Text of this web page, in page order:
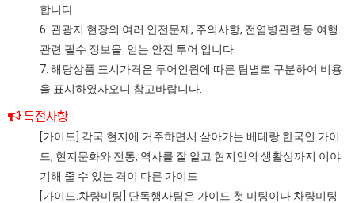
합니다.
6. 관광지 현장의 여러 안전문제, 주의사항, 전염병관련 등 여행
관련 필수 정보을 얻는 안전 투어 입니다.
7. 해당상품 표시가격은 투어인원에 따른 팀별로 구분하여 비용
을 표시하였사오니 참고바랍니다.
특전사항
[가이드] 각국 현지에 거주하면서 살아가는 베테랑 한국인 가이
드, 현지문화와 전통, 역사를 잘 알고 현지인의 생활상까지 이야
기해 줄 수 있는 격이 다른 가이드
[가이드.차량미팅] 단독행사팀은 가이드 첫 미팅이나 차량미팅